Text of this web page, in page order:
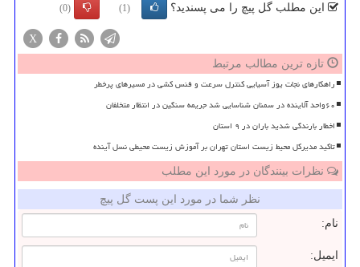
این مطلب گل پیچ را می پسندید؟ (1)
(0)
X
تازه ترین مطالب مرتبط
راهکارهای نجات یوز آسیایی کنترل سرعت و فنس کشی در مسیرهای پرخطر
۶۰واحد آلاینده در سمنان شناسایی شد جریمه سنگین در انتظار متخلفان
اخطار بارندگی شدید باران در ۹ استان
تاکید مدیرکل محیط زیست استان تهران بر آموزش زیست محیطی نسل آینده
نظرات بینندگان در مورد این مطلب
نظر شما در مورد این پست گل پیچ
نام:
ایمیل: